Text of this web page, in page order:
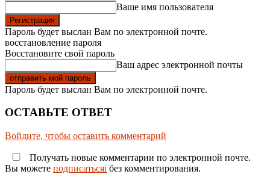
Ваше имя пользователя
Пароль будет выслан Вам по электронной почте.
восстановление пароля
Восстановите свой пароль
Ваш адрес электронной почты
Пароль будет выслан Вам по электронной почте.
ОСТАВЬТЕ ОТВЕТ
Войдите, чтобы оставить комментарий
Получать новые комментарии по электронной почте.
Вы можете подписатьсяi без комментирования.